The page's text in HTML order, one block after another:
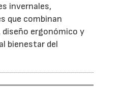
invernales,
que combinan
ergonómico y
bienestar del